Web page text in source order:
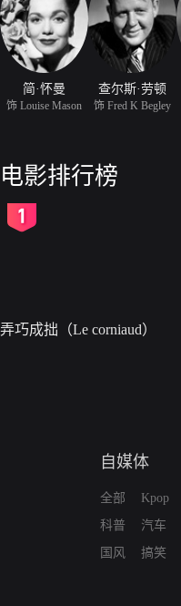
简·怀曼
饰 Louise Mason
查尔斯·劳顿
饰 Fred K Begley
电影排行榜
弄巧成拙（Le corniaud）
自媒体
全部
科普
国风
Kpop
汽车
搞笑